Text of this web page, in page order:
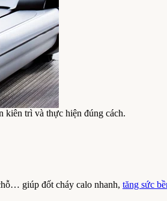
kiên trì và thực hiện đúng cách.
giúp đốt cháy calo nhanh, tăng sức